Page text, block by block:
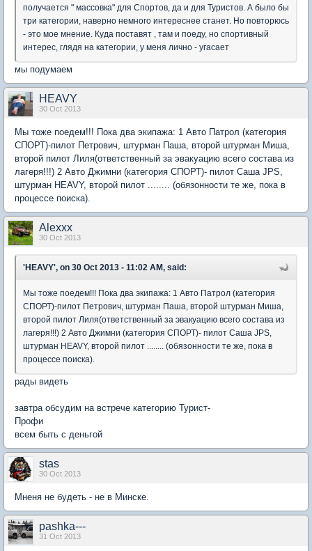
получается " массовка" для Спортов, да и для Туристов. А было бы
три категории, наверно немного интереснее станет. Но повторюсь
- это мое мнение. Куда поставят , там и поеду, но спортивный
интерес, глядя на категории, у меня лично - угасает
мы подумаем
HEAVY
30 Oct 2013
Мы тоже поедем!!! Пока два экипажа: 1 Авто Патрол (категория
СПОРТ)-пилот Петрович, штурман Паша, второй штурман Миша,
второй пилот Лиля(ответственный за эвакуацию всего состава из
лагеря!!!) 2 Авто Джимни (категория СПОРТ)- пилот Саша JPS,
штурман HEAVY, второй пилот ........ (обязонности те же, пока в
процессе поиска).
Alexxx
30 Oct 2013
'HEAVY', on 30 Oct 2013 - 11:02 AM, said:
Мы тоже поедем!!! Пока два экипажа: 1 Авто Патрол (категория
СПОРТ)-пилот Петрович, штурман Паша, второй штурман Миша,
второй пилот Лиля(ответственный за эвакуацию всего состава из
лагеря!!!) 2 Авто Джимни (категория СПОРТ)- пилот Саша JPS,
штурман HEAVY, второй пилот ........ (обязонности те же, пока в
процессе поиска).
рады видеть
завтра обсудим на встрече категорию Турист-
Профи
всем быть с деньгой
stas
30 Oct 2013
Мненя не будеть - не в Минске.
pashka---
31 Oct 2013